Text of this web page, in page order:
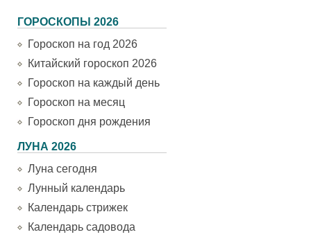
ГОРОСКОПЫ 2026
Гороскоп на год 2026
Китайский гороскоп 2026
Гороскоп на каждый день
Гороскоп на месяц
Гороскоп дня рождения
ЛУНА 2026
Луна сегодня
Лунный календарь
Календарь стрижек
Календарь садовода